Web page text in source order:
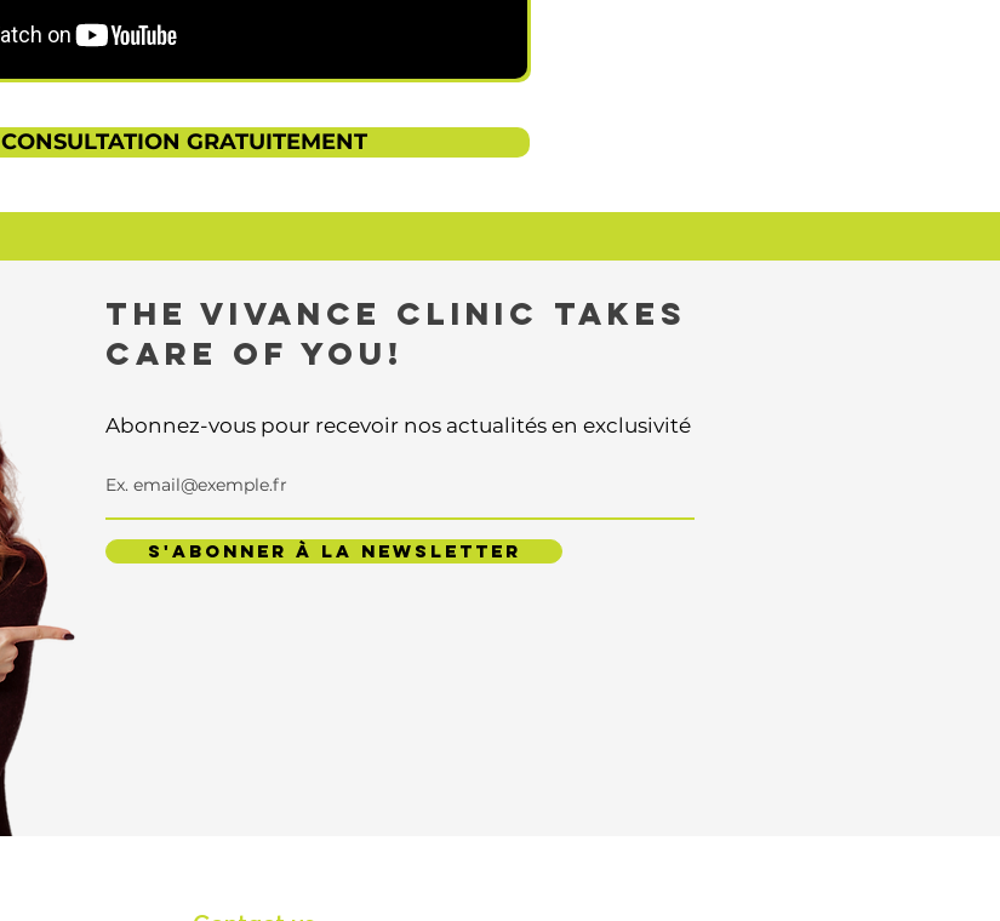
CONSULTATION GRATUITEMENT
THE VIVANCE CLINIC TAKES
CARE OF YOU!
Abonnez-vous pour recevoir nos actualités en exclusivité
S'ABONNER À LA NEWSLETTER